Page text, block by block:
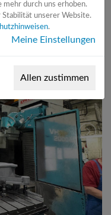
durch uns erhoben.
Stabilität unserer Website.
.
Meine Einstellungen
Allen zustimmen